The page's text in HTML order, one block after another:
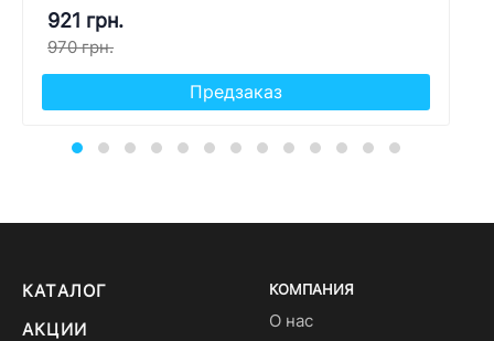
921 грн.
970 грн.
Предзаказ
КАТАЛОГ
АКЦИИ
КОМПАНИЯ
О нас